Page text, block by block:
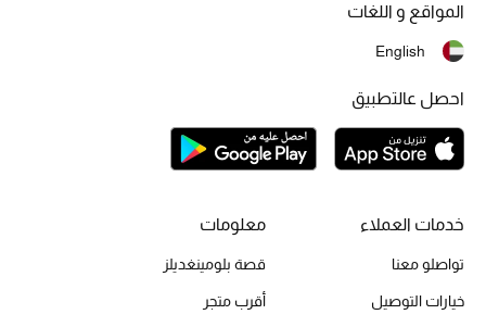
تشكيلة المناسبات للنساء
الحب للمحلي
تشكيلة الأعراس
حقائب وأحذية متطابقة
هدايا للنساء
خدمات العملاء
تواصلو معنا
خيارات التوصيل
معلومات
قصة بلومينغديلز
أقرب متجر
المواقع و اللغات
English
احصل عالتطبيق